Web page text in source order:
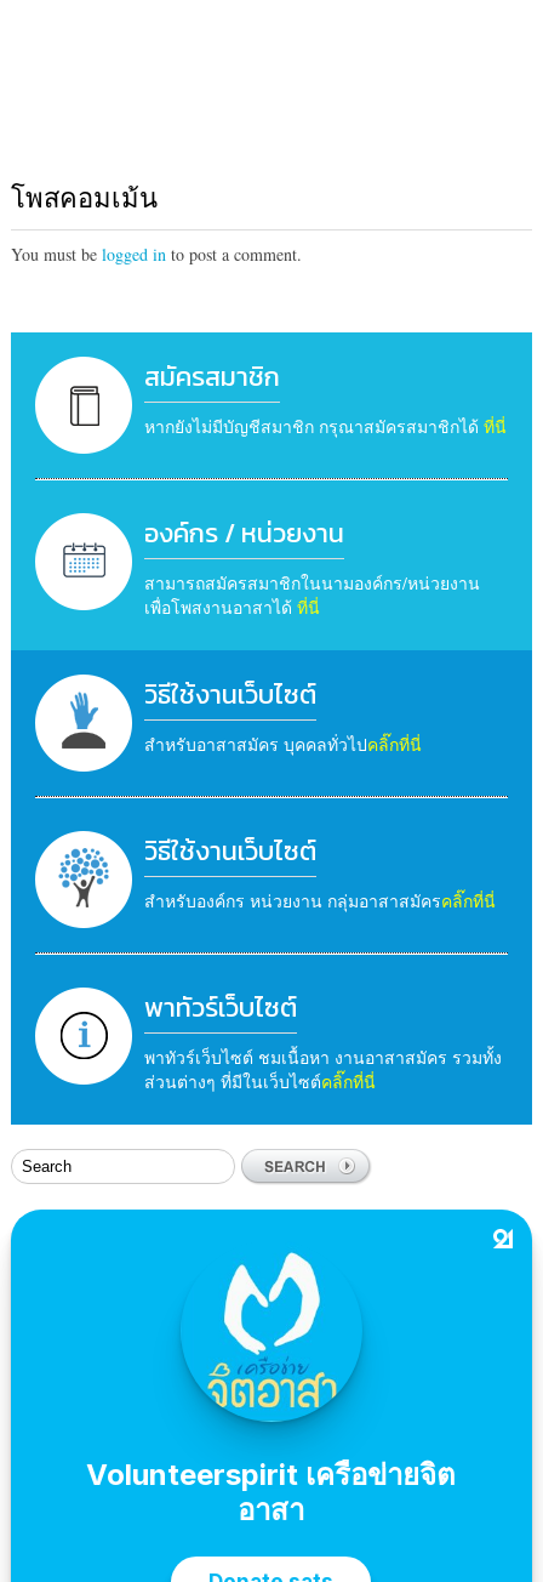
โพสคอมเม้น
You must be logged into post a comment.
สมัครสมาชิก
หากยังไม่มีบัญชีสมาชิก กรุณาสมัครสมาชิกได้ ที่นี่
องค์กร / หน่วยงาน
สามารถสมัครสมาชิกในนามองค์กร/หน่วยงาน
เพื่อโพสงานอาสาได้ ที่นี่
วิธีใช้งานเว็บไซต์
สำหรับอาสาสมัคร บุคคลทั่วไปคลิ๊กที่นี่
วิธีใช้งานเว็บไซต์
สำหรับองค์กร หน่วยงาน กลุ่มอาสาสมัครคลิ๊กที่นี่
พาทัวร์เว็บไซต์
พาทัวร์เว็บไซต์ ชมเนื้อหา งานอาสาสมัคร รวมทั้ง
ส่วนต่างๆ ที่มีในเว็บไซต์คลิ๊กที่นี่